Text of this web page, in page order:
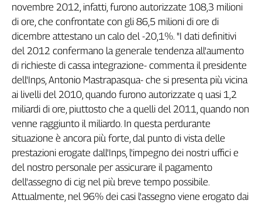
Collettiva
Girasoli
Il
Sassolino
Linea
Economica
Tech
It
Inserti
Idea
Diffusa
novembre 2012, infatti, furono autorizzate 108,3 milioni
di ore, che confrontate con gli 86,5 milioni di ore di
dicembre attestano un calo del -20,1%. "I dati definitivi
del 2012 confermano la generale tendenza all'aumento
di richieste di cassa integrazione- commenta il presidente
dell'Inps, Antonio Mastrapasqua- che si presenta più vicina
ai livelli del 2010, quando furono autorizzate q uasi 1,2
miliardi di ore, piuttosto che a quelli del 2011, quando non
venne raggiunto il miliardo. In questa perdurante
situazione è ancora più forte, dal punto di vista delle
prestazioni erogate dall'Inps, l'impegno dei nostri uffici e
del nostro personale per assicurare il pagamento
dell'assegno di cig nel più breve tempo possibile.
Attualmente, nel 96% dei casi l'assegno viene erogato dai